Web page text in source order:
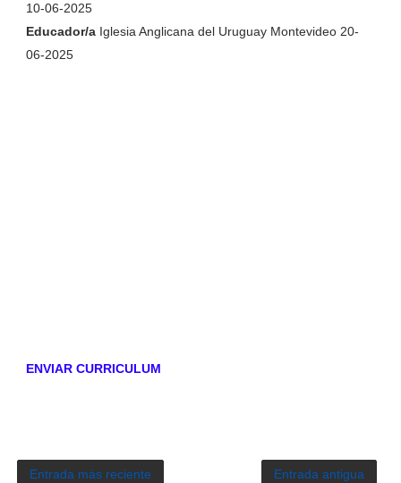
10-06-2025
Educador/a Iglesia Anglicana del Uruguay Montevideo 20-
06-2025
ENVIAR CURRICULUM
Entrada más reciente Entrada antigua